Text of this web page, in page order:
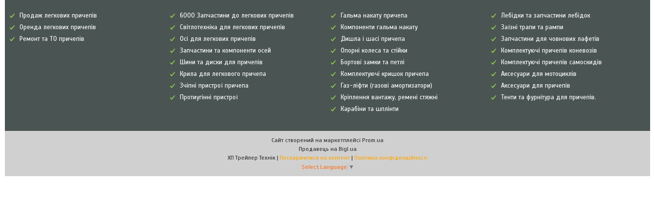
Продаж легкових причепів
Оренда легкових причепів
Ремонт та ТО причепів
6000 Запчастини до легкових причепів
Світлотехніка для легкових причепів
Осі для легкових причепів
Запчастини та компоненти осей
Шини та диски для причепів
Крила для легкового причепа
Зчіпні пристрої причепа
Протиугінні пристрої
Гальма накату причепа
Компоненти гальма накату
Дишла і шасі причепа
Опорні колеса та стійки
Бортові замки та петлі
Комплектуючі кришок причепа
Газ-ліфти (газові амортизатори)
Кріплення вантажу, ремені стяжні
Карабіни та шплінти
Лебідки та запчастини лебідок
Заїзні трапи та рампи
Запчастини для човнових лафетів
Комплектуючі причепів коневозів
Комплектуючі причепів самоскидів
Аксесуари для мотоциклів
Аксесуари для причепів
Тенти та фурнітура для причепів.
Сайт створений на маркетплейсі Prom.ua
Продавець на Bigl.ua
ХП Трейлер Технік | Поскаржитися на контент | Політика конфіденційності
Select Language ▼